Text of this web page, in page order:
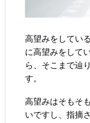
高望みをしてい
に高望みをして
ら、そこまで辿
す。
高望みはそもそ
いですし、指摘